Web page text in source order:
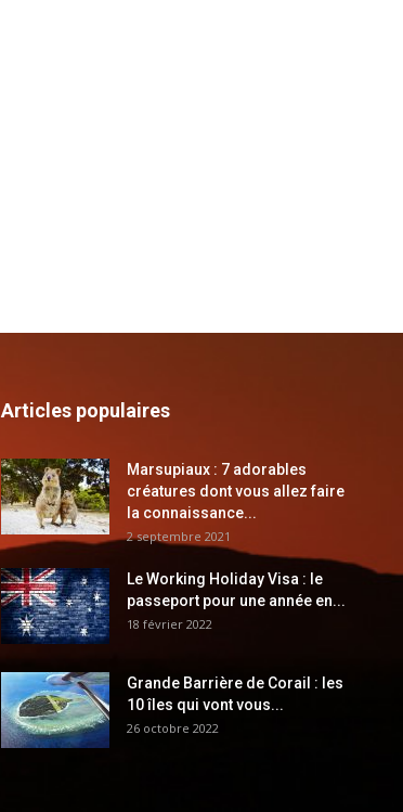
Articles populaires
Marsupiaux : 7 adorables
créatures dont vous allez faire
la connaissance...
2 septembre 2021
Le Working Holiday Visa : le
passeport pour une année en...
18 février 2022
Grande Barrière de Corail : les
10 îles qui vont vous...
26 octobre 2022